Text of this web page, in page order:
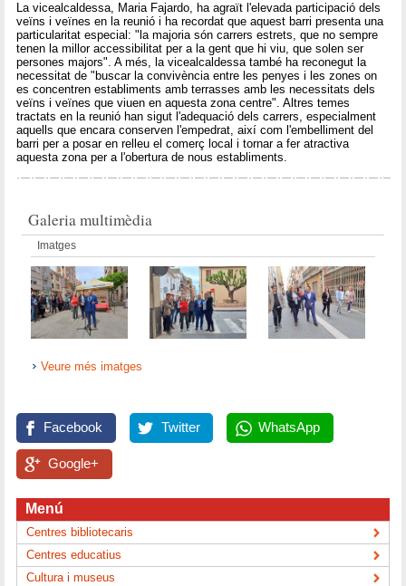
La vicealcaldessa, Maria Fajardo, ha agraït l'elevada participació dels
veïns i veïnes en la reunió i ha recordat que aquest barri presenta una
particularitat especial: "la majoria són carrers estrets, que no sempre
tenen la millor accessibilitat per a la gent que hi viu, que solen ser
persones majors". A més, la vicealcaldessa també ha reconegut la
necessitat de "buscar la convivència entre les penyes i les zones on
es concentren establiments amb terrasses amb les necessitats dels
veïns i veïnes que viuen en aquesta zona centre". Altres temes
tractats en la reunió han sigut l'adequació dels carrers, especialment
aquells que encara conserven l'empedrat, així com l'embelliment del
barri per a posar en relleu el comerç local i tornar a fer atractiva
aquesta zona per a l'obertura de nous establiments.
Galeria multimèdia
Imatges
Veure més imatges
Facebook Twitter WhatsApp
Google+
Menú
Centres bibliotecaris
Centres educatius
Cultura i museus